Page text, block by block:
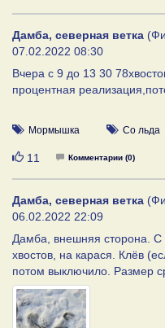
Дамба, северная ветка
07.02.2022 08:30
Вчера с 9 до 13 30
процентная
Мормышка Со льда
Нравится
11 Комментарии (0)
Дамба, северная ветка
06.02.2022 22:09
Дамба, внешняя сторона. С
хвостов, на карася. Клёв
потом выключило. Размер